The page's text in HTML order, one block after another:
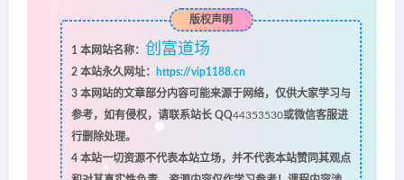
版权声明
1 本网站名称： 创富道场
2本站永久网址：
https://vip1188.cn
3本网站的文章部分内容可能来源于网络，仅供大家学习与
参考，如有侵权，请联系站长 QQ44353530或微信客服进
行删除处理。
4本站一切资源不代表本站立场，并不代表本站赞同其观点